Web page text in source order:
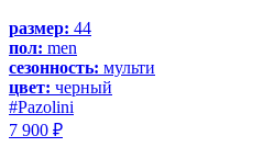
размер: 44
пол: men
сезонность: мульти
цвет: черный
#Pazolini
7 900 ₽